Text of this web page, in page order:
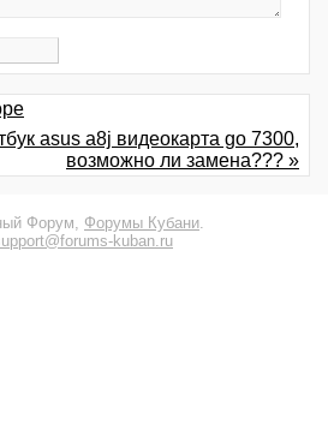
asus a8j видеокарта go 7300,
возможно ли замена??? »
Форум, Форумы Кубани.
kuban.ru